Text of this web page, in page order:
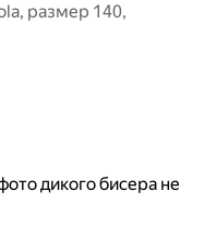
размер 140,
дикого бисера не